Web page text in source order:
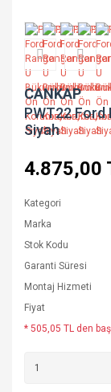
CANKAP
PWT22 Ford
Siyah
4.875,00
Kategori
Marka
Stok Kodu
Garanti Süresi
Montaj Hizmeti
Fiyat
* 505,05 TL den